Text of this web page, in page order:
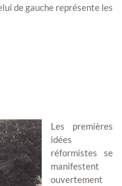
de gauche représente les
Les premières
idées
réformistes se
manifestent
ouvertement